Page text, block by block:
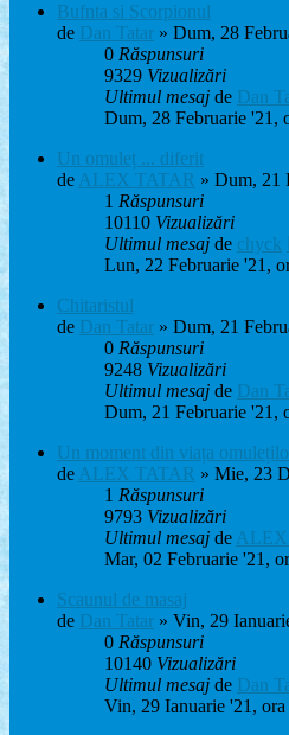
Bufnta si Scorpionul
de Dan Tatar » Dum, 28
0 Răspunsuri
9329 Vizualizări
Ultimul mesaj de Dan
Dum, 28 Februarie '21,
Un omuleț ... diferit
de ALEX TATAR » Dum, 21
1 Răspunsuri
10110 Vizualizări
Ultimul mesaj de chyck
Lun, 22 Februarie '21,
Chitaristul
de Dan Tatar » Dum, 21
0 Răspunsuri
9248 Vizualizări
Ultimul mesaj de Dan
Dum, 21 Februarie '21,
Un moment din viața
de ALEX TATAR » Mie, 23
1 Răspunsuri
9793 Vizualizări
Ultimul mesaj de
Mar, 02 Februarie '21,
Scaunul de masaj
de Dan Tatar » Vin, 29
0 Răspunsuri
10140 Vizualizări
Ultimul mesaj de Dan
Vin, 29 Ianuarie '21,